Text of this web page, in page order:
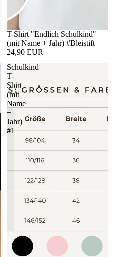
T-Shirt "Endlich Schulkind"
(mit Name + Jahr) #Bleistift
24,90 EUR
Schulkind
T-
Shirt
(mit
Name
+
Jahr)
#1